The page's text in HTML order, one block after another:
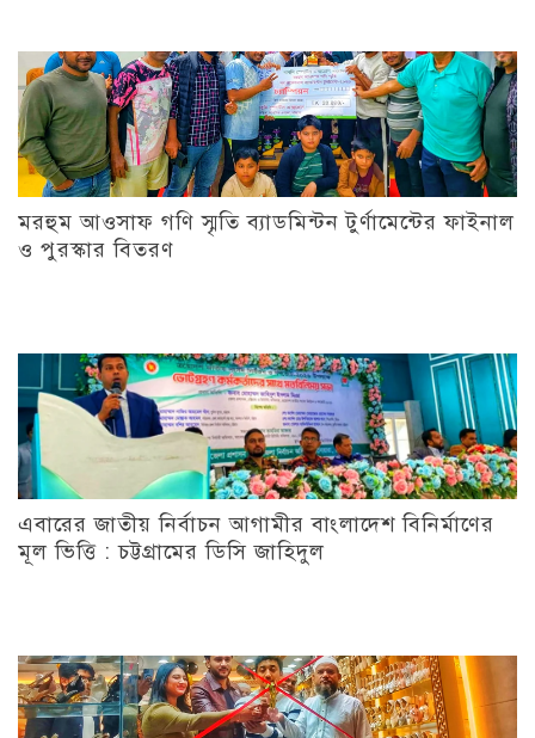
মরহুম আওসাফ গণি স্মৃতি ব্যাডমিন্টন টুর্ণামেন্টের ফাইনাল
ও পুরস্কার বিতরণ
এবারের জাতীয় নির্বাচন আগামীর বাংলাদেশ বিনির্মাণের
মূল ভিত্তি : চট্টগ্রামের ডিসি জাহিদুল